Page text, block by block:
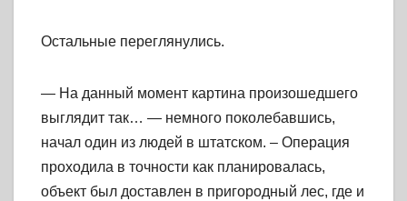
Остальные переглянулись.
— На данный момент картина произошедшего
выглядит так… — немного поколебавшись,
начал один из людей в штатском. – Операция
проходила в точности как планировалась,
объект был доставлен в пригородный лес, где и